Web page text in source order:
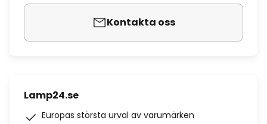
Kontakta oss
Lamp24.se
Europas största urval av varumärken